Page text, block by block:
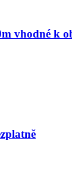
vhodné k